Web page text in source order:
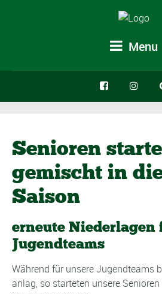
Menu
Senioren
gemischt in
Saison
erneute Niederlagen
Jugendteams
Während für unsere Jugendteams
anlag, so starteten unsere